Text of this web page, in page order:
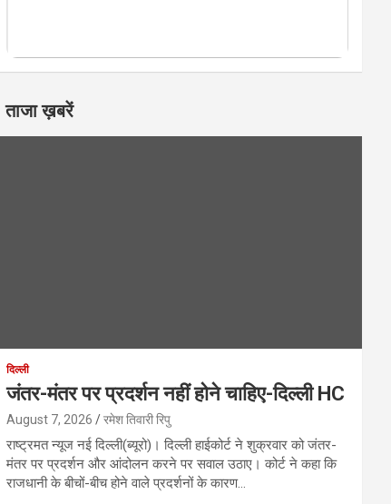
ताजा ख़बरें
दिल्ली
जंतर-मंतर पर प्रदर्शन नहीं होने चाहिए-दिल्ली HC
August 7, 2026 रमेश तिवारी रिपु
राष्ट्रमत न्यूज नई दिल्ली(ब्यूरो)। दिल्ली हाईकोर्ट ने शुक्रवार को जंतर-
मंतर पर प्रदर्शन और आंदोलन करने पर सवाल उठाए। कोर्ट ने कहा कि
राजधानी के बीचों-बीच होने वाले प्रदर्शनों के कारण…